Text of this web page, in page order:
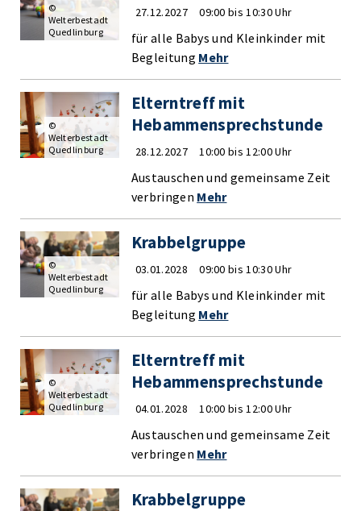
27.12.2027 09:00 bis 10:30 Uhr
für alle Babys und Kleinkinder mit
Begleitung Mehr
©
Welterbestadt
Quedlinburg
Elterntreff mit
Hebammensprechstunde
28.12.2027 10:00 bis 12:00 Uhr
Austauschen und gemeinsame Zeit
verbringen Mehr
©
Welterbestadt
Quedlinburg
Krabbelgruppe
03.01.2028 09:00 bis 10:30 Uhr
für alle Babys und Kleinkinder mit
Begleitung Mehr
©
Welterbestadt
Quedlinburg
Elterntreff mit
Hebammensprechstunde
04.01.2028 10:00 bis 12:00 Uhr
Austauschen und gemeinsame Zeit
verbringen Mehr
©
Welterbestadt
Quedlinburg
Krabbelgruppe